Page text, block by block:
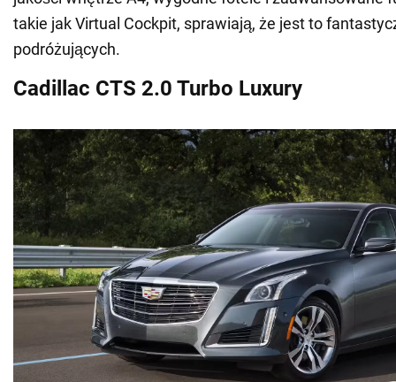
takie jak Virtual Cockpit, sprawiają, że jest to
podróżujących.
Cadillac CTS 2.0 Turbo Luxury